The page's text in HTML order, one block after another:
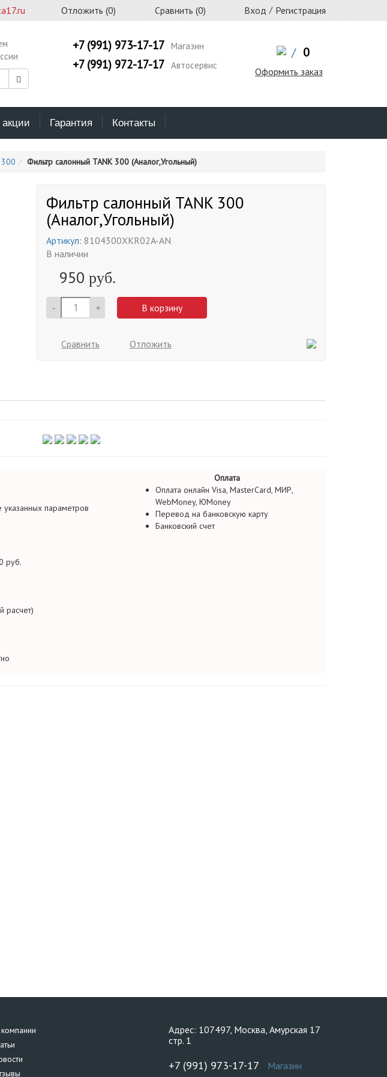
Отложить (0) Сравнить (0) Вход / Регистрация
+7 (991) 973-17-17 Магазин
+7 (991) 972-17-17 Автосервис
/ 0
Оформить заказ
Гарантия Контакты
Фильтр салонный TANK 300 (Аналог,Угольный)
Фильтр салонный TANK 300
(Аналог,Угольный)
Артикул: 8104300XKR02A-AN
В наличии
950 руб.
- + В корзину
Сравнить Отложить
Оплата
параметров
руб.
расчет)
Оплата онлайн Visa, MasterCard, МИР,
WebMoney, ЮMoney
Перевод на банковскую карту
Банковский счет
Адрес: 107497, Москва, Амурская 17
стр. 1
+7 (991) 973-17-17 Магазин